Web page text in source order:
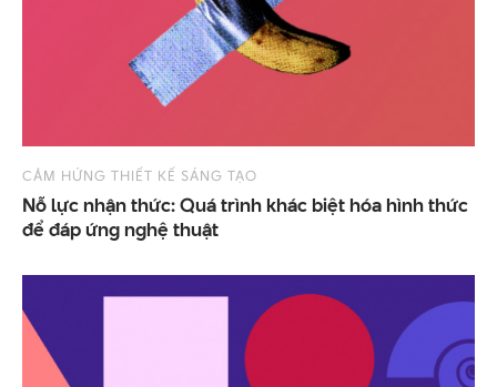
CẢM HỨNG THIẾT KẾ SÁNG TẠO
Nỗ lực nhận thức: Quá trình khác biệt hóa hình thức
để đáp ứng nghệ thuật